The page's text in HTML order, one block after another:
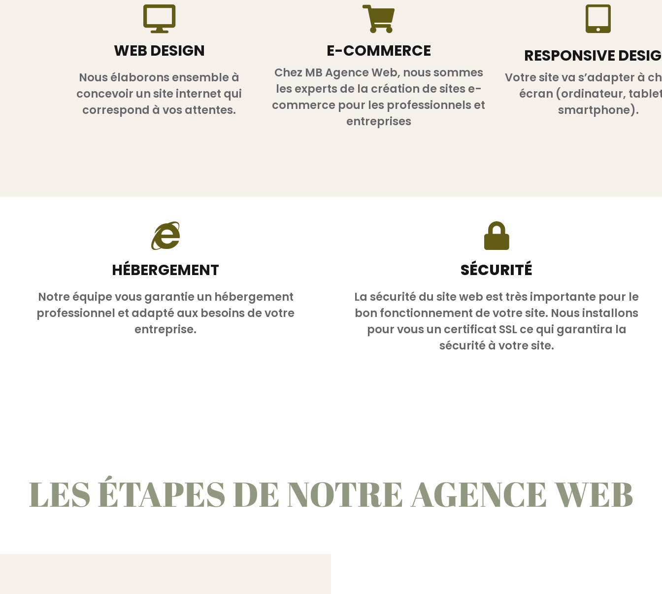
WEB DESIGN
Nous élaborons ensemble à
concevoir un site internet qui
correspond à vos attentes.
E-COMMERCE
Chez MB Agence Web, nous sommes
les experts de la création de sites e-
commerce pour les professionnels et
entreprises
RESPONSIVE
Votre site va s’adapter à
écran (ordinateur,
smartphone).
HÉBERGEMENT
Notre équipe vous garantie un hébergement
professionnel et adapté aux besoins de votre
entreprise.
SÉCURITÉ
La sécurité du site web est très importante pour le
bon fonctionnement de votre site. Nous installons
pour vous un certificat SSL ce qui garantira la
sécurité à votre site.
LES ÉTAPES DE NOTRE AGENCE WEB